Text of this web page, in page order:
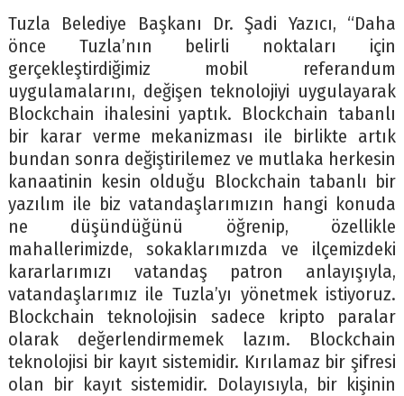
Tuzla Belediye Başkanı Dr. Şadi Yazıcı, “Daha
önce Tuzla’nın belirli noktaları için
gerçekleştirdiğimiz mobil referandum
uygulamalarını, değişen teknolojiyi uygulayarak
Blockchain ihalesini yaptık. Blockchain tabanlı
bir karar verme mekanizması ile birlikte artık
bundan sonra değiştirilemez ve mutlaka herkesin
kanaatinin kesin olduğu Blockchain tabanlı bir
yazılım ile biz vatandaşlarımızın hangi konuda
ne düşündüğünü öğrenip, özellikle
mahallerimizde, sokaklarımızda ve ilçemizdeki
kararlarımızı vatandaş patron anlayışıyla,
vatandaşlarımız ile Tuzla’yı yönetmek istiyoruz.
Blockchain teknolojisin sadece kripto paralar
olarak değerlendirmemek lazım. Blockchain
teknolojisi bir kayıt sistemidir. Kırılamaz bir şifresi
olan bir kayıt sistemidir. Dolayısıyla, bir kişinin